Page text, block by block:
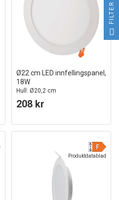
Ø22 cm LED innfellingspanel,
18W
Hull: Ø20,2 cm
208 kr
Produktdatablad
FILTER